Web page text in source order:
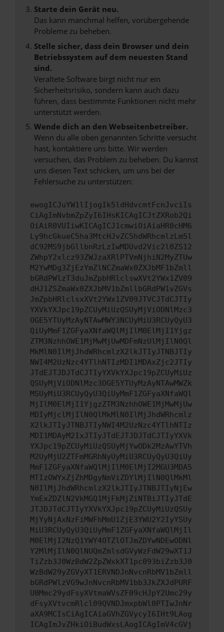
Starte dein Gerät neu.
Das kann manchmal helfen, vorübergehende
Probleme zu beheben.
Stelle sicher, dass dein Browser und dein
Betriebssystem auf dem neuesten Stand
sind.
Veraltete Software birgt nicht nur ein
Sicherheitsrisiko, sondern kann auch dazu
führen, dass bestimmte Funktionen nicht mehr
unterstützt werden.
Wende dich an den Webseitenbetreiber.
Wenn du alle oben genannten Schritte versucht
hast, kontaktiere uns bitte. Wir werden
versuchen, das Problem zu beheben. Du kannst
uns diesen Text schicken, um uns bei der
Fehlersuche zu unterstützen:
ewogICJuYW1lIjogIk5ldHdvcmtFcnJvciIs
CiAgImNvbmZpZyI6IHsKICAgICJtZXRob2Qi
OiAiR0VUIiwKICAgICJ1cmwiOiAiaHR0cHM6
Ly9hcGkueC5ha3MtcHJvZC5hdWRhcmlzLm5l
dC92MS9jbGllbnRzLzIwMDUvd2Vic2l0ZS12
ZWhpY2xlcz93ZWJzaXRlPTVmNjhiN2MyZTUw
M2YwMDg3ZjEzYmZlNCZmaWx0ZXJbMF1bZmll
bGRdPWlzT3duJmZpbHRlclswXVt2YWx1ZV09
dHJ1ZSZmaWx0ZXJbMV1bZmllbGRdPW1vZGVs
JmZpbHRlclsxXVt2YWx1ZV09JTVCJTdCJTIy
YXVkYXJpc19pZCUyMiUzQSUyMjViODNlMzc3
OGE5YTUyMzAyNTAwMWY3NCUyMiU3RCUyQyU3
QiUyMmF1ZGFyaXNfaWQlMjIlM0ElMjI1Yjgz
ZTM3NzhhOWE1MjMwMjUwMDFmNzUlMjIlN0Ql
MkMlN0IlMjJhdWRhcmlzX2lkJTIyJTNBJTIy
NWI4M2UzNzc4YTlhNTIzMDI1MDAxZjc2JTIy
JTdEJTJDJTdCJTIyYXVkYXJpc19pZCUyMiUz
QSUyMjViODNlMzc3OGE5YTUyMzAyNTAwMWZk
MSUyMiU3RCUyQyU3QiUyMmF1ZGFyaXNfaWQl
MjIlM0ElMjI1YjgzZTM3NzhhOWE1MjMwMjUw
MDIyMjclMjIlN0QlMkMlN0IlMjJhdWRhcmlz
X2lkJTIyJTNBJTIyNWI4M2UzNzc4YTlhNTIz
MDI1MDAyM2IxJTIyJTdEJTJDJTdCJTIyYXVk
YXJpc19pZCUyMiUzQSUyMjYwODk2MzAwYTVh
M2UyMjU2ZTFmMGRhNyUyMiU3RCUyQyU3QiUy
MmF1ZGFyaXNfaWQlMjIlM0ElMjI2MGU3MDA5
MTIzOWYxZjZhMDgyNmViZDYlMjIlN0QlMkMl
N0IlMjJhdWRhcmlzX2lkJTIyJTNBJTIyNjEw
YmExZDZlN2VkMGQ1MjFkMjZiNTBiJTIyJTdE
JTJDJTdCJTIyYXVkYXJpc19pZCUyMiUzQSUy
MjYyNjAxNzFiMWFhMmU1ZjE3YWU2Y2IyYSUy
MiU3RCUyQyU3QiUyMmF1ZGFyaXNfaWQlMjIl
M0ElMjI2NzQ1YWY4OTZlOTJmZDYwNDEwODNl
Y2MlMjIlN0QlNUQmZmlsdGVyWzFdW29wXT1J
TiZzb3J0WzBdW2ZpZWxkXT1pc093biZzb3J0
WzBdW29yZGVyXT1ERVNDJnNvcnRbMV1bZmll
bGRdPWlzVG9wJnNvcnRbMV1bb3JkZXJdPURF
U0Mmc29ydFsyXVtmaWVsZF09cHJpY2Umc29y
dFsyXVtvcmRlcl09QVNDJmxpbWl0PTIwJnNr
aXA9MCIsCiAgICAiaGVhZGVycyI6IHt9LAog
ICAgImJvZHkiOiBudWxsLAogICAgImV4cGVj